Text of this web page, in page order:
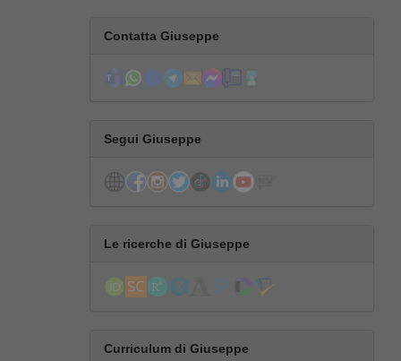
Contatta Giuseppe
Segui Giuseppe
Le ricerche di Giuseppe
Curriculum di Giuseppe